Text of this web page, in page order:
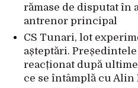
rămase de disputat în
antrenor principal
CS Tunari, lot
așteptări.
reacționat după
ce se întâmplă cu Alin